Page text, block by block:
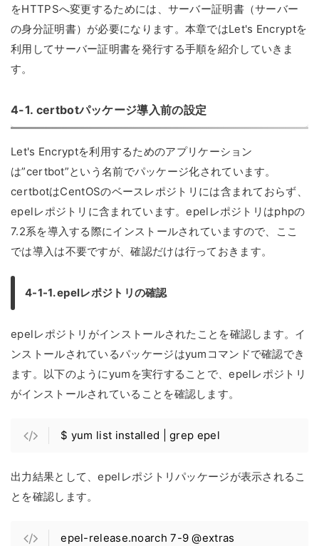
をHTTPSへ変更するためには、サーバー証明書（サーバー
の身分証明書）が必要になります。本章ではLet's Encryptを
利用してサーバー証明書を発行する手順を紹介していきま
す。
4-1. certbotパッケージ導入前の設定
Let's Encryptを利用するためのアプリケーション
は”certbot”という名前でパッケージ化されています。
certbotはCentOSのベースレポジトリには含まれておらず、
epelレポジトリに含まれています。epelレポジトリはphpの
7.2系を導入する際にインストールされていますので、ここ
では導入は不要ですが、確認だけは行っておきます。
4-1-1. epelレポジトリの確認
epelレポジトリがインストールされたことを確認します。イ
ンストールされているパッケージはyumコマンドで確認でき
ます。以下のようにyumを実行することで、epelレポジトリ
がインストールされていることを確認します。
$ yum list installed | grep epel
出力結果として、epelレポジトリパッケージが表示されるこ
とを確認します。
epel-release.noarch 7-9 @extras